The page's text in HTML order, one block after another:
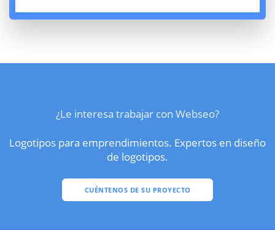
¿Le interesa trabajar con Webseo?
Logotipos para emprendimientos. Expertos en diseño
de logotipos.
CUÉNTENOS DE SU PROYECTO